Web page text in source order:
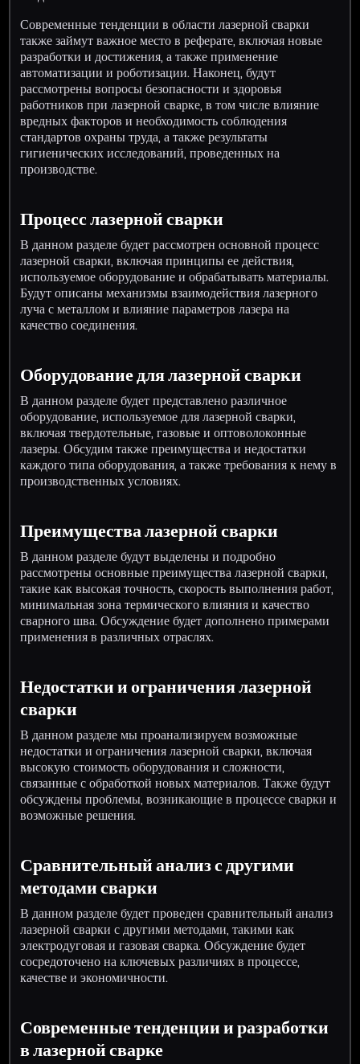
Современные тенденции в области лазерной сварки
также займут важное место в реферате, включая новые
разработки и достижения, а также применение
автоматизации и роботизации. Наконец, будут
рассмотрены вопросы безопасности и здоровья
работников при лазерной сварке, в том числе влияние
вредных факторов и необходимость соблюдения
стандартов охраны труда, а также результаты
гигиенических исследований, проведенных на
производстве.
Процесс лазерной сварки
В данном разделе будет рассмотрен основной процесс
лазерной сварки, включая принципы ее действия,
используемое оборудование и обрабатывать материалы.
Будут описаны механизмы взаимодействия лазерного
луча с металлом и влияние параметров лазера на
качество соединения.
Оборудование для лазерной сварки
В данном разделе будет представлено различное
оборудование, используемое для лазерной сварки,
включая твердотельные, газовые и оптоволоконные
лазеры. Обсудим также преимущества и недостатки
каждого типа оборудования, а также требования к нему в
производственных условиях.
Преимущества лазерной сварки
В данном разделе будут выделены и подробно
рассмотрены основные преимущества лазерной сварки,
такие как высокая точность, скорость выполнения работ,
минимальная зона термического влияния и качество
сварного шва. Обсуждение будет дополнено примерами
применения в различных отраслях.
Недостатки и ограничения лазерной
сварки
В данном разделе мы проанализируем возможные
недостатки и ограничения лазерной сварки, включая
высокую стоимость оборудования и сложности,
связанные с обработкой новых материалов. Также будут
обсуждены проблемы, возникающие в процессе сварки и
возможные решения.
Сравнительный анализ с другими
методами сварки
В данном разделе будет проведен сравнительный анализ
лазерной сварки с другими методами, такими как
электродуговая и газовая сварка. Обсуждение будет
сосредоточено на ключевых различиях в процессе,
качестве и экономичности.
Современные тенденции и разработки
в лазерной сварке